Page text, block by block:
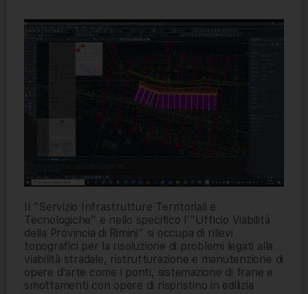
Il “Servizio Infrastrutture Territoriali e
Tecnologiche” e nello specifico l'”Ufficio Viabilità
della Provincia di Rimini” si occupa di rilievi
topografici per la risoluzione di problemi legati alla
viabilità stradale, ristrutturazione e manutenzione di
opere d’arte come i ponti, sistemazione di frane e
smottamenti con opere di rispristino in edilizia